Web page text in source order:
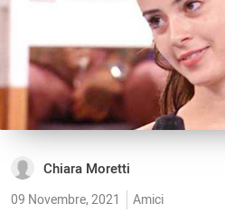
Chiara Moretti
09 Novembre, 2021 Amici